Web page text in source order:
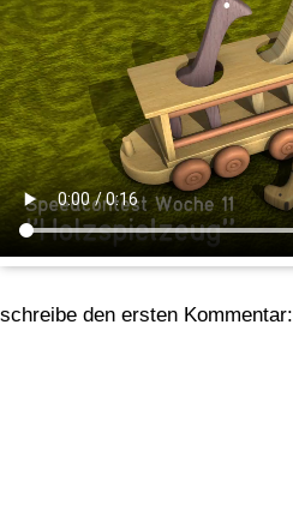
schreibe den ersten Kommentar: